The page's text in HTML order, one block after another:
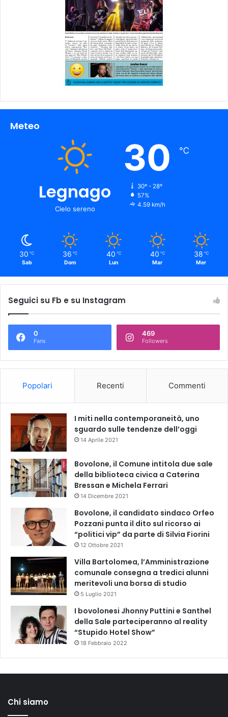
Meteo
Legnago
Cielo sereno
30 ℃
30º - 28º
57%
4.59 km/h
30 ℃
Sab
36 ℃
Dom
40 ℃
Lun
40 ℃
Mar
38 ℃
Mer
Seguici su Fb e su Instagram
0
Fans
469
Followers
Popolari Recenti Commenti
I miti nella contemporaneità, uno
sguardo sulle tendenze dell’oggi
14 Aprile 2021
Bovolone, il Comune intitola due sale
della biblioteca civica a Caterina
Bressan e Michela Ferrari
14 Dicembre 2021
Bovolone, il candidato sindaco Orfeo
Pozzani punta il dito sul ricorso ai
“politici vip” da parte di Silvia Fiorini
12 Ottobre 2021
Villa Bartolomea, l’Amministrazione
comunale consegna a tredici alunni
meritevoli una borsa di studio
5 Luglio 2021
I bovolonesi Jhonny Puttini e Santhel
della Sale parteciperanno al reality
“Stupido Hotel Show”
18 Febbraio 2022
Chi siamo